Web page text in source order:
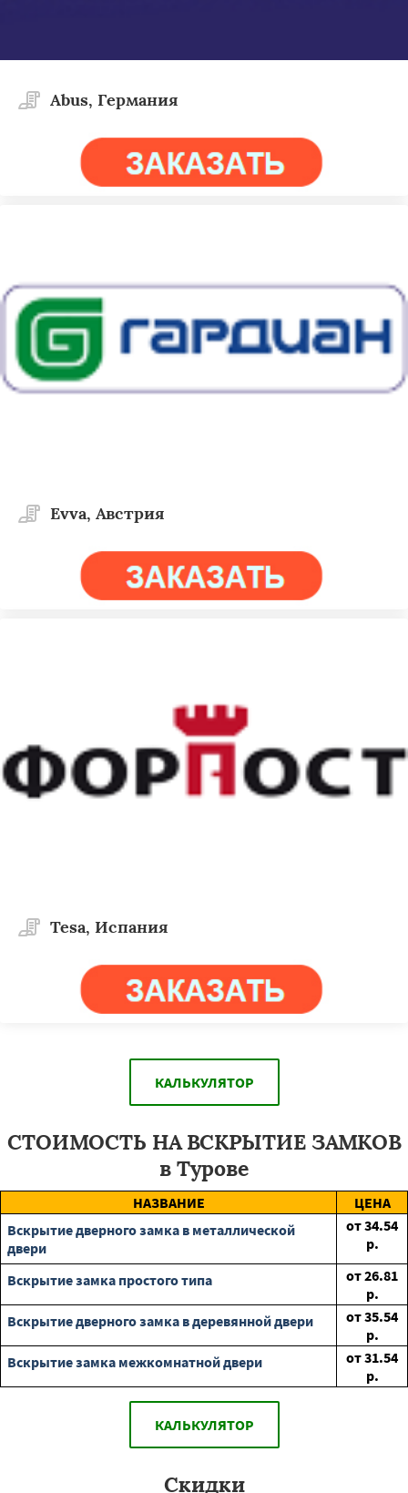
Abus, Германия
Evva, Австрия
Tesa, Испания
КАЛЬКУЛЯТОР
СТОИМОСТЬ НА ВСКРЫТИЕ ЗАМКОВ
в Турове
НАЗВАНИЕ
ЦЕНА
Вскрытие дверного замка в металлической
двери
от34.54
р.
Вскрытие замка простого типа
от26.81
р.
Вскрытие дверного замка в деревянной двери
от35.54
р.
Вскрытие замка межкомнатной двери
от31.54
р.
КАЛЬКУЛЯТОР
Скидки